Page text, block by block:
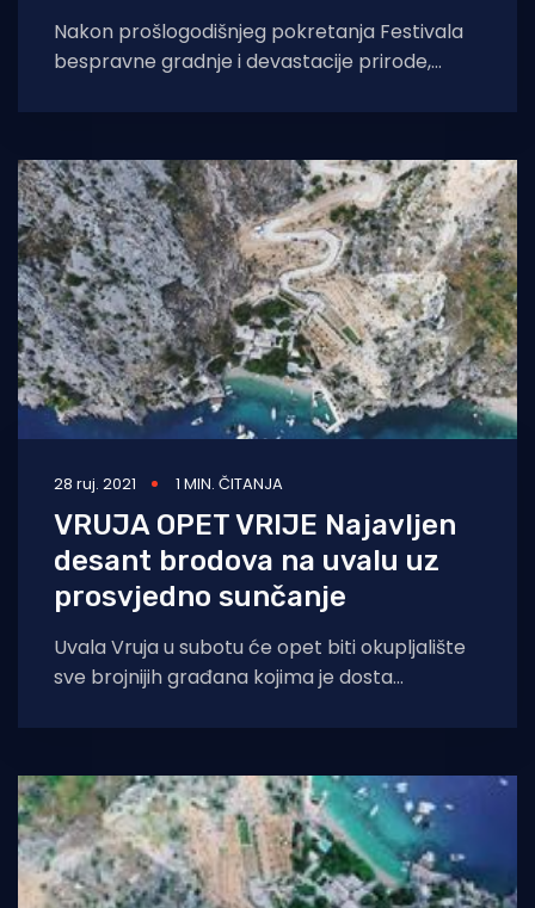
Nakon prošlogodišnjeg pokretanja Festivala
bespravne gradnje i devastacije prirode,
gradnju od strane privatnog poduzetnika,
28 ruj. 2021 1 MIN. ČITANJA
VRUJA OPET VRIJE Najavljen
desant brodova na uvalu uz
prosvjedno sunčanje
Uvala Vruja u subotu će opet biti okupljalište
sve brojnijih građana kojima je dosta